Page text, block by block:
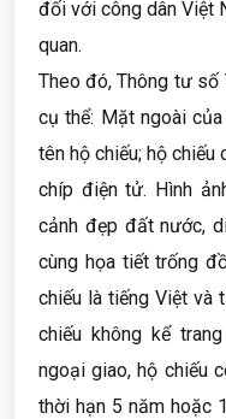
đối với công dân Việt
quan.
Theo đó, Thông tư số
cụ thể: Mặt ngoài
tên hộ chiếu; hộ
chíp điện tử. Hình
cảnh đẹp đất nước,
cùng họa tiết trống
chiếu là tiếng Việt và
chiếu không kể
ngoại giao, hộ chiếu
thời hạn 5 năm hoặc